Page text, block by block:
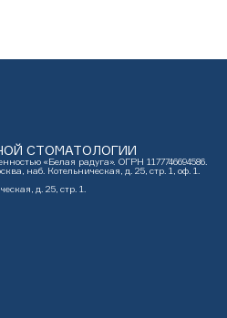
СТОМАТОЛОГИИ
«Белая радуга». ОГРН 1177746694586.
наб. Котельническая, д. 25, стр. 1, оф. 1.
д. 25, стр. 1.